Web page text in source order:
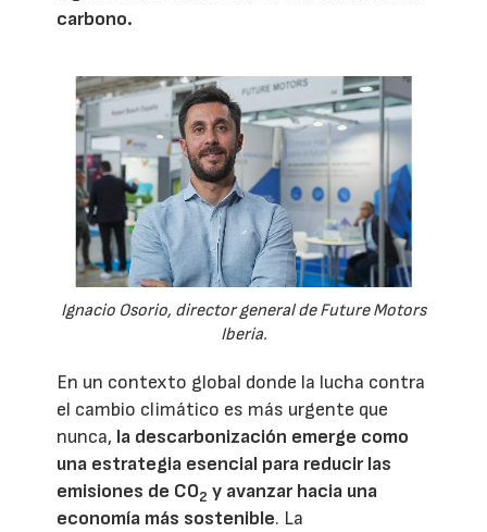
carbono.
Ignacio Osorio, director general de Future Motors
Iberia.
En un contexto global donde la lucha contra
el cambio climático es más urgente que
nunca, la descarbonización emerge como
una estrategia esencial para reducir las
emisiones de CO2 y avanzar hacia una
economía más sostenible. La